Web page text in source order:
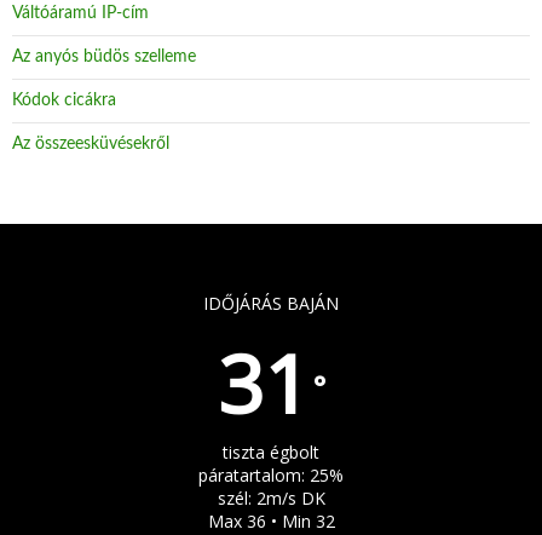
Váltóáramú IP-cím
Az anyós büdös szelleme
Kódok cicákra
Az összeesküvésekről
IDŐJÁRÁS BAJÁN
31 °
tiszta égbolt
páratartalom: 25%
szél: 2m/s DK
Max 36 • Min 32